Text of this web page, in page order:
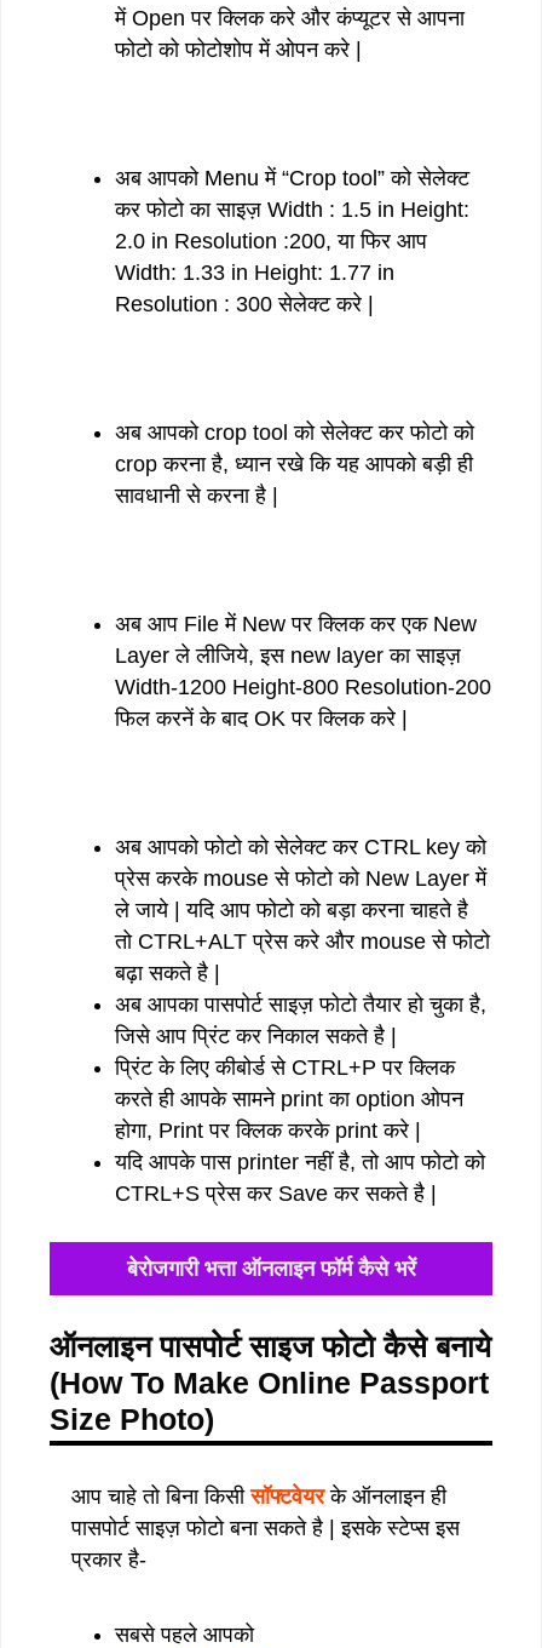
में Open पर क्लिक करे और कंप्यूटर से आपना
फोटो को फोटोशोप में ओपन करे |
अब आपको Menu में “Crop tool” को सेलेक्ट
कर फोटो का साइज़ Width : 1.5 in Height:
2.0 in Resolution :200, या फिर आप
Width: 1.33 in Height: 1.77 in
Resolution : 300 सेलेक्ट करे |
अब आपको crop tool को सेलेक्ट कर फोटो को
crop करना है, ध्यान रखे कि यह आपको बड़ी ही
सावधानी से करना है |
अब आप File में New पर क्लिक कर एक New
Layer ले लीजिये, इस new layer का साइज़
Width-1200 Height-800 Resolution-200
फिल करनें के बाद OK पर क्लिक करे |
अब आपको फोटो को सेलेक्ट कर CTRL key को
प्रेस करके mouse से फोटो को New Layer में
ले जाये | यदि आप फोटो को बड़ा करना चाहते है
तो CTRL+ALT प्रेस करे और mouse से फोटो
बढ़ा सकते है |
अब आपका पासपोर्ट साइज़ फोटो तैयार हो चुका है,
जिसे आप प्रिंट कर निकाल सकते है |
प्रिंट के लिए कीबोर्ड से CTRL+P पर क्लिक
करते ही आपके सामने print का option ओपन
होगा, Print पर क्लिक करके print करे |
यदि आपके पास printer नहीं है, तो आप फोटो को
CTRL+S प्रेस कर Save कर सकते है |
बेरोजगारी भत्ता ऑनलाइन फॉर्म कैसे भरें
ऑनलाइन पासपोर्ट साइज फोटो कैसे बनाये
(How To Make Online Passport
Size Photo)
आप चाहे तो बिना किसीसॉफ्टवेयरके ऑनलाइन ही
पासपोर्ट साइज़ फोटो बना सकते है | इसके स्टेप्स इस
प्रकार है-
सबसे पहले आपको